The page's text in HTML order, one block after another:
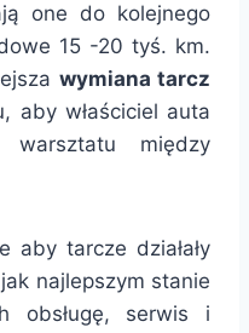
one do kolejnego
15 -20 tyś. km.
wymiana tarcz
aby właściciel auta
warsztatu między
aby tarcze działały
najlepszym stanie
obsługę, serwis i